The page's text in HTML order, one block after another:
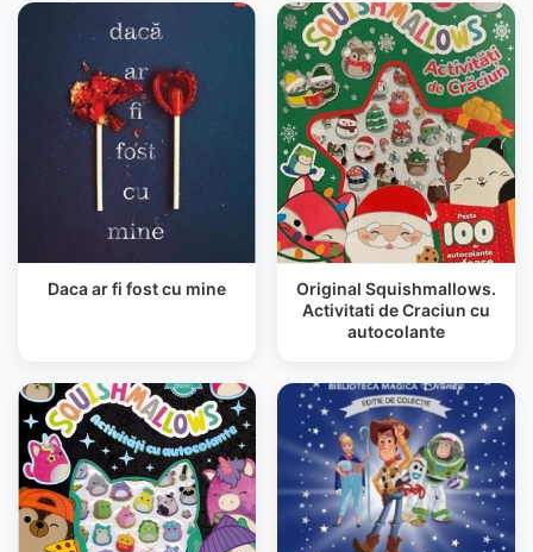
Daca ar fi fost cu mine
Original Squishmallows.
Activitati de Craciun cu
autocolante